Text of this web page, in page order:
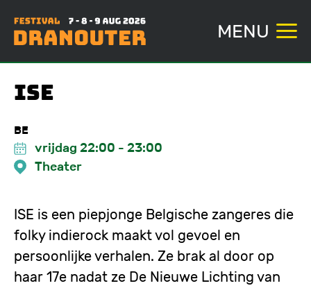
en
de
inhoud
gaan
MENU
ISE
BE
vrijdag 22:00 - 23:00
Theater
ISE is een piepjonge Belgische zangeres die
folky indierock maakt vol gevoel en
persoonlijke verhalen. Ze brak al door op
haar 17e nadat ze De Nieuwe Lichting van